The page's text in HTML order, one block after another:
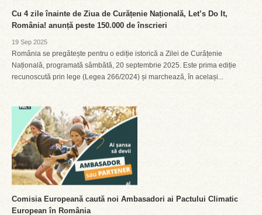
Cu 4 zile înainte de Ziua de Curățenie Națională, Let’s Do It,
România! anunță peste 150.000 de înscrieri
19 Sep 2025
România se pregătește pentru o ediție istorică a Zilei de Curățenie
Națională, programată sâmbătă, 20 septembrie 2025. Este prima ediție
recunoscută prin lege (Legea 266/2024) și marchează, în același...
Comisia Europeană caută noi Ambasadori ai Pactului Climatic
European în România